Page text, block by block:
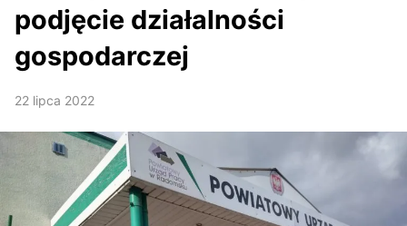
podjęcie działalności
gospodarczej
22 lipca 2022